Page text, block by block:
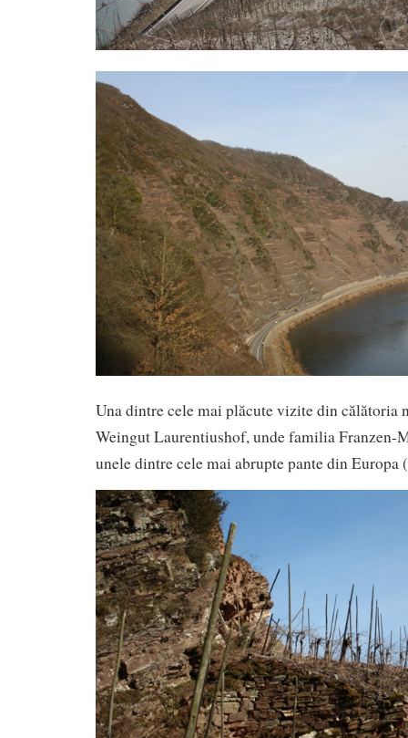
Una dintre cele mai plăcute vizite din călătoria
Weingut Laurentiushof, unde familia Franzen-
unele dintre cele mai abrupte pante din Europa